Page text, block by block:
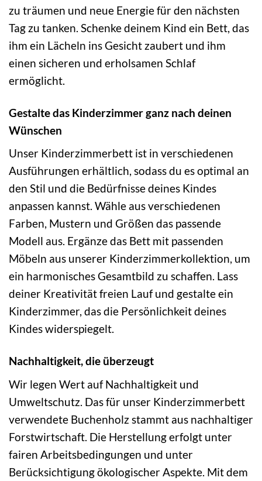
zu träumen und neue Energie für den nächsten
Tag zu tanken. Schenke deinem Kind ein Bett, das
ihm ein Lächeln ins Gesicht zaubert und ihm
einen sicheren und erholsamen Schlaf
ermöglicht.
Gestalte das Kinderzimmer ganz nach deinen
Wünschen
Unser Kinderzimmerbett ist in verschiedenen
Ausführungen erhältlich, sodass du es optimal an
den Stil und die Bedürfnisse deines Kindes
anpassen kannst. Wähle aus verschiedenen
Farben, Mustern und Größen das passende
Modell aus. Ergänze das Bett mit passenden
Möbeln aus unserer Kinderzimmerkollektion, um
ein harmonisches Gesamtbild zu schaffen. Lass
deiner Kreativität freien Lauf und gestalte ein
Kinderzimmer, das die Persönlichkeit deines
Kindes widerspiegelt.
Nachhaltigkeit, die überzeugt
Wir legen Wert auf Nachhaltigkeit und
Umweltschutz. Das für unser Kinderzimmerbett
verwendete Buchenholz stammt aus nachhaltiger
Forstwirtschaft. Die Herstellung erfolgt unter
fairen Arbeitsbedingungen und unter
Berücksichtigung ökologischer Aspekte. Mit dem